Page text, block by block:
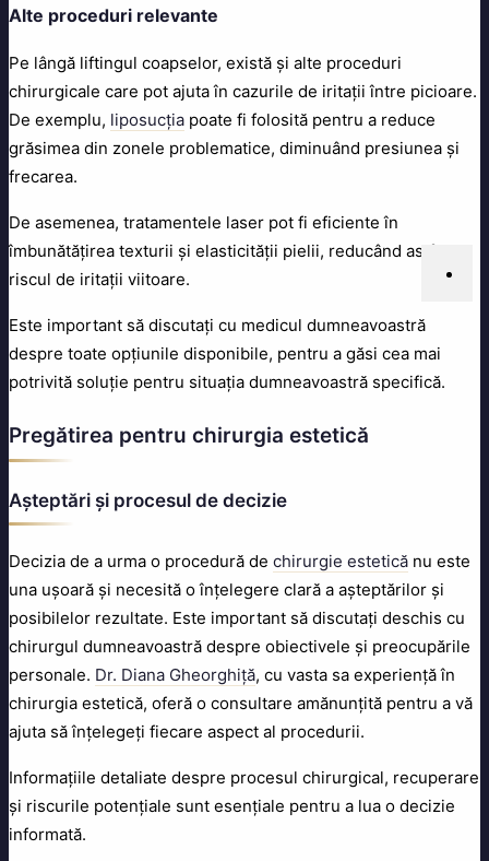
Alte proceduri relevante
Pe lângă liftingul coapselor, există și alte proceduri
chirurgicale care pot ajuta în cazurile de iritații între picioare.
De exemplu, liposucția poate fi folosită pentru a reduce
grăsimea din zonele problematice, diminuând presiunea și
frecarea.
De asemenea, tratamentele laser pot fi eficiente în
îmbunătățirea texturii și elasticității pielii, reducând astfel
riscul de iritații viitoare.
Este important să discutați cu medicul dumneavoastră
despre toate opțiunile disponibile, pentru a găsi cea mai
potrivită soluție pentru situația dumneavoastră specifică.
Pregătirea pentru chirurgia estetică
Așteptări și procesul de decizie
Decizia de a urma o procedură de chirurgie estetică nu este
una ușoară și necesită o înțelegere clară a așteptărilor și
posibilelor rezultate. Este important să discutați deschis cu
chirurgul dumneavoastră despre obiectivele și preocupările
personale. Dr. Diana Gheorghiță, cu vasta sa experiență în
chirurgia estetică, oferă o consultare amănunțită pentru a vă
ajuta să înțelegeți fiecare aspect al procedurii.
Informațiile detaliate despre procesul chirurgical, recuperare
și riscurile potențiale sunt esențiale pentru a lua o decizie
informată.